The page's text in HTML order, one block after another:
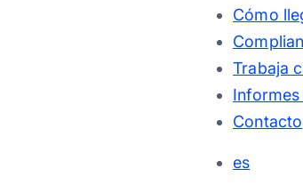
Cómo
Trabaja
Contacto
es